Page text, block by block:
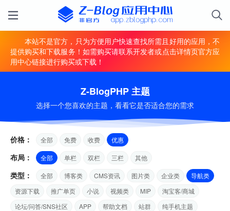
本站不是官方，只为方便用户快速查找所需且好用的应用，不
提供购买和下载服务！如需购买请联系开发者或点击详情页官方应
用中心链接进行购买或下载！
Z-BlogPHP 主题
选择一个您喜欢的主题，看看它是否适合您的需求
价格： 全部 免费 收费 优惠
布局： 全部 单栏 双栏 三栏 其他
类型： 全部 博客类 CMS资讯 图片类 企业类
导航类
资源下载
推广单页 小说 视频类 MIP
淘宝客/商城
论坛/问答/SNS社区
APP 帮助文档 站群
纯手机主题